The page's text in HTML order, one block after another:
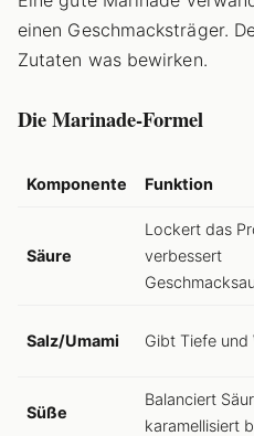
einen Geschmacksträger.
Zutaten was bewirken.
Die Marinade-Formel
Komponente Funktion
Säure
Lockert das
verbessert
Salz/Umami Gibt Tiefe und
Süße
Balanciert
karamellisiert